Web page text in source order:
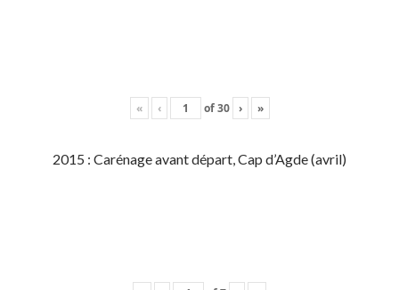
« ‹ of30 › »
2015 : Carénage avant départ, Cap d’Agde (avril)